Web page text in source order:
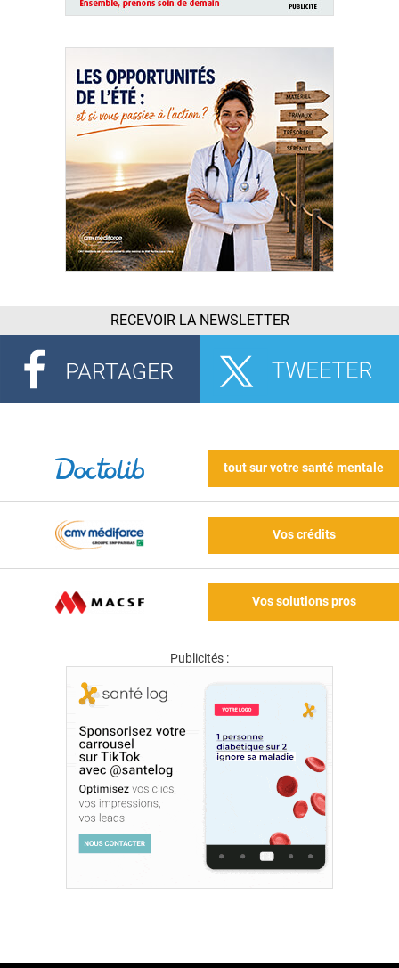
RECEVOIR LA NEWSLETTER
tout sur votre santé mentale
Vos crédits
Vos solutions pros
Publicités :